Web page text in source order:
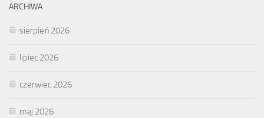
ARCHIWA
sierpień 2026
lipiec 2026
czerwiec 2026
maj 2026